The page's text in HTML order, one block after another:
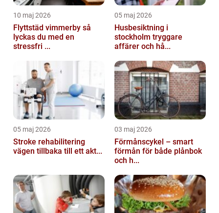
10 maj 2026
Flyttstäd vimmerby så
lyckas du med en
stressfri ...
05 maj 2026
Husbesiktning i
stockholm tryggare
affärer och hå...
05 maj 2026
Stroke rehabilitering
vägen tillbaka till ett akt...
03 maj 2026
Förmånscykel – smart
förmån för både plånbok
och h...